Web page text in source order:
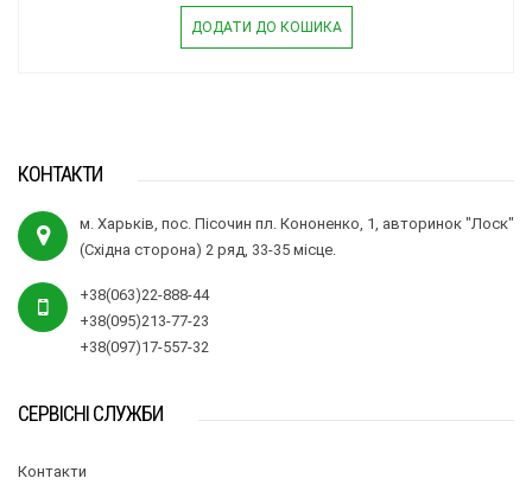
ДОДАТИ ДО КОШИКА
КОНТАКТИ
м. Харьків, пос. Пісочин пл. Кононенко, 1, авторинок "Лоск"
(Східна сторона) 2 ряд, 33-35 місце.
+38(063)22-888-44
+38(095)213-77-23
+38(097)17-557-32
СЕРВІСНІ СЛУЖБИ
Контакти